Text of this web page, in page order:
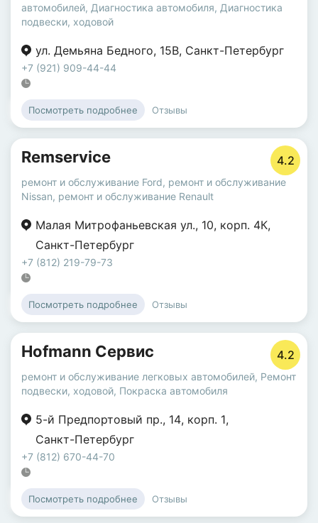
автомобилей, Диагностика автомобиля, Диагностика
подвески, ходовой
ул. Демьяна Бедного, 15В, Санкт-Петербург
+7 (921) 909-44-44
Посмотреть подробнее Отзывы
Remservice 4.2
ремонт и обслуживание Ford, ремонт и обслуживание
Nissan, ремонт и обслуживание Renault
Малая Митрофаньевская ул., 10, корп. 4К,
Санкт-Петербург
+7 (812) 219-79-73
Посмотреть подробнее Отзывы
Hofmann Сервис 4.2
ремонт и обслуживание легковых автомобилей, Ремонт
подвески, ходовой, Покраска автомобиля
5-й Предпортовый пр., 14, корп. 1,
Санкт-Петербург
+7 (812) 670-44-70
Посмотреть подробнее Отзывы